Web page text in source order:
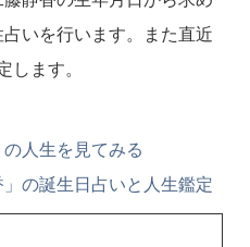
いを行います。また直近
します。
人生を見てみる
の誕生日占いと人生鑑定